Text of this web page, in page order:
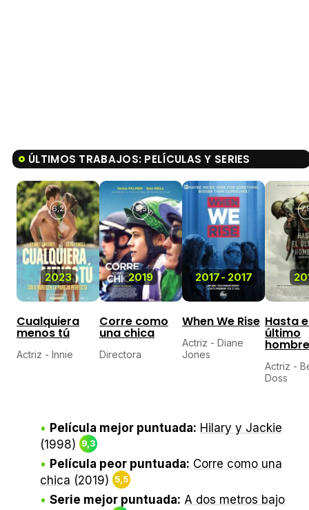
ÚLTIMOS TRABAJOS: PELÍCULAS Y SERIES
2023
6,2
Cualquiera
menos tú
Actriz - Innie
2019
5,5
Corre como
una chica
Directora
2017-2017
When We Rise
Actriz - Diane
Jones
Hasta
último
hombre
Actriz -
Doss
Película mejor puntuada: Hilary y Jackie
(1998)
9,3
Película peor puntuada: Corre como una
chica (2019) 5,5
Serie mejor puntuada: A dos metros bajo